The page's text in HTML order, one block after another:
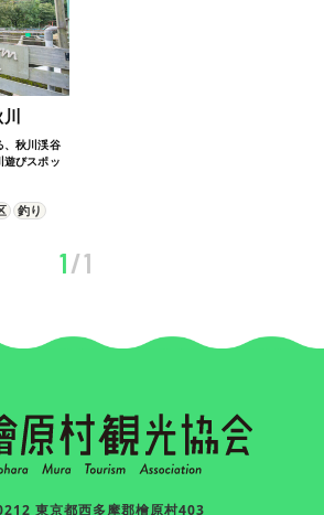
、秋川渓谷
遊びスポッ
釣り
1/1
東京都西多摩郡檜原村403